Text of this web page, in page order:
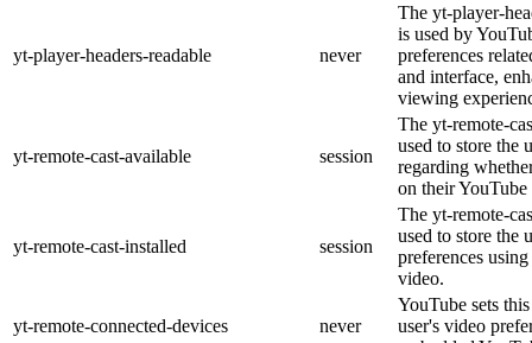
yt-player-headers-readable never
The yt-player-
is used by
preferences
and interface,
viewing
yt-remote-cast-available session
The yt-remote-
used to store the
regarding
on their
yt-remote-cast-installed session
The yt-remote-
used to store the
preferences
video.
yt-remote-connected-devices never
YouTube sets
user's video